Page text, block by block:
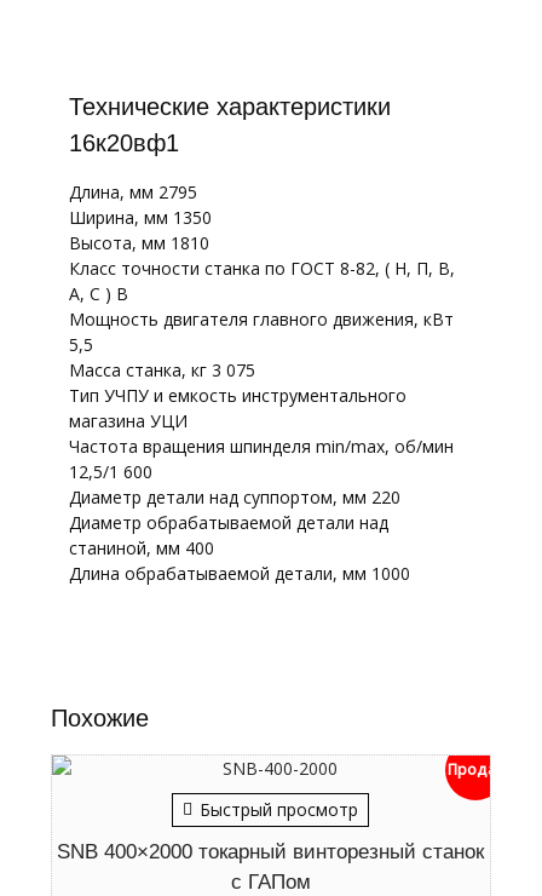
Технические характеристики
16к20вф1
Длина, мм 2795
Ширина, мм 1350
Высота, мм 1810
Класс точности станка по ГОСТ 8-82, ( Н, П, В,
А, С ) В
Мощность двигателя главного движения, кВт
5,5
Масса станка, кг 3 075
Тип УЧПУ и емкость инструментального
магазина УЦИ
Частота вращения шпинделя min/max, об/мин
12,5/1 600
Диаметр детали над суппортом, мм 220
Диаметр обрабатываемой детали над
станиной, мм 400
Длина обрабатываемой детали, мм 1000
Похожие
Быстрый просмотр
Продан
SNB 400×2000 токарный винторезный станок
с ГАПом